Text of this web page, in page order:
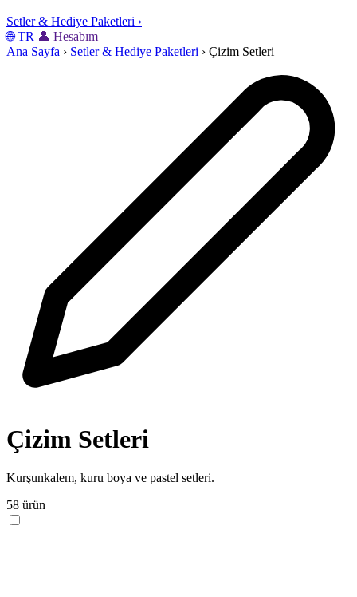
Setler & Hediye Paketleri ›
🌐 TR 👤 Hesabım
Ana Sayfa › Setler & Hediye Paketleri › Çizim Setleri
Çizim Setleri
Kurşunkalem, kuru boya ve pastel setleri.
58 ürün